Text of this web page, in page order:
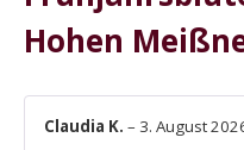
Hohen
Claudia K. – 3. August